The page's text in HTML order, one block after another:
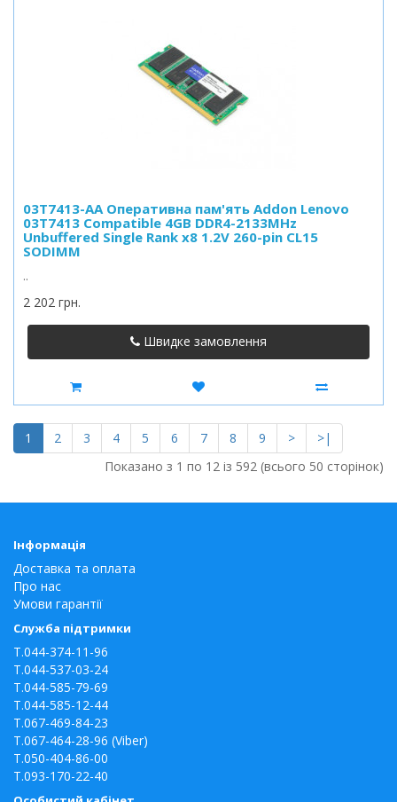
03T7413-AA Оперативна пам'ять Addon Lenovo
03T7413 Compatible 4GB DDR4-2133MHz
Unbuffered Single Rank x8 1.2V 260-pin CL15
SODIMM
..
2 202 грн.
Швидке замовлення
1 2 3 4 5 6 7 8 9 >
>|
Показано з 1 по 12 із 592 (всього 50 сторінок)
Інформація
Доставка та оплата
Про нас
Умови гарантії
Служба підтримки
T.044-374-11-96
T.044-537-03-24
T.044-585-79-69
T.044-585-12-44
T.067-469-84-23
T.067-464-28-96 (Viber)
T.050-404-86-00
T.093-170-22-40